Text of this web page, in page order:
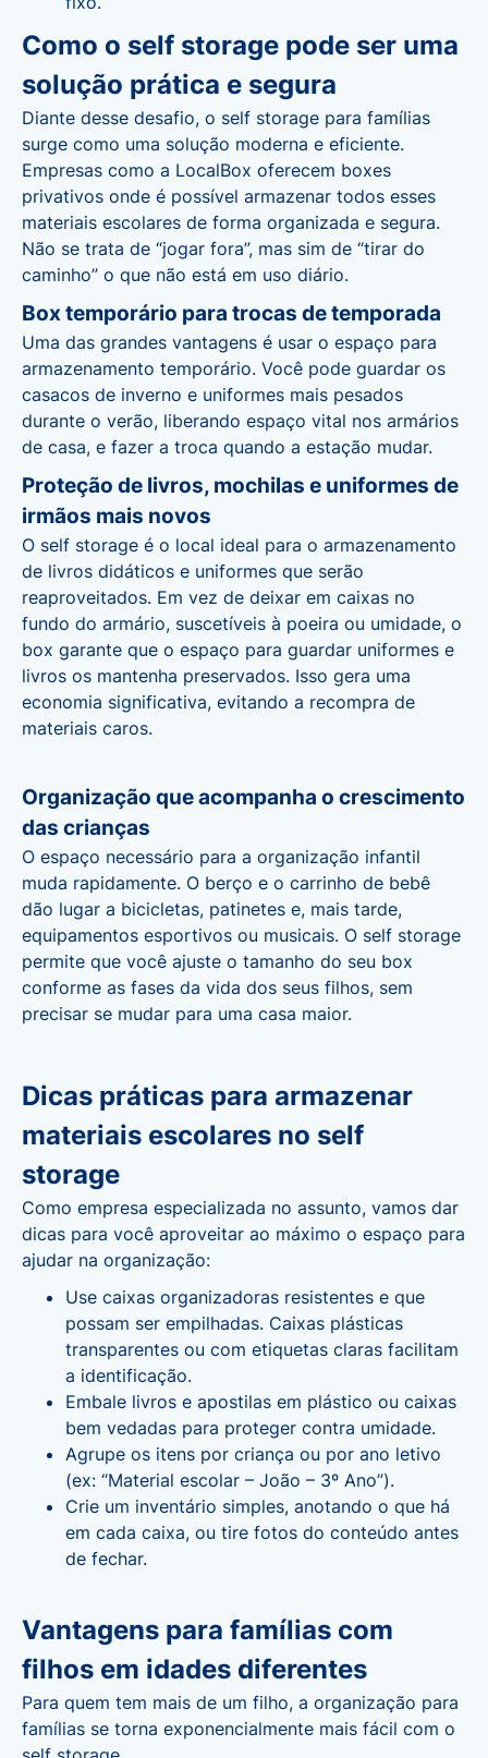
Como o self storage pode ser uma
solução prática e segura
Diante desse desafio, o self storage para famílias
surge como uma solução moderna e eficiente.
Empresas como a LocalBox oferecem boxes
privativos onde é possível armazenar todos esses
materiais escolares de forma organizada e segura.
Não se trata de “jogar fora”, mas sim de “tirar do
caminho” o que não está em uso diário.
Box temporário para trocas de temporada
Uma das grandes vantagens é usar o espaço para
armazenamento temporário. Você pode guardar os
casacos de inverno e uniformes mais pesados
durante o verão, liberando espaço vital nos armários
de casa, e fazer a troca quando a estação mudar.
Proteção de livros, mochilas e uniformes de
irmãos mais novos
O self storage é o local ideal para o armazenamento
de livros didáticos e uniformes que serão
reaproveitados. Em vez de deixar em caixas no
fundo do armário, suscetíveis à poeira ou umidade, o
box garante que o espaço para guardar uniformes e
livros os mantenha preservados. Isso gera uma
economia significativa, evitando a recompra de
materiais caros.
Organização que acompanha o crescimento
das crianças
O espaço necessário para a organização infantil
muda rapidamente. O berço e o carrinho de bebê
dão lugar a bicicletas, patinetes e, mais tarde,
equipamentos esportivos ou musicais. O self storage
permite que você ajuste o tamanho do seu box
conforme as fases da vida dos seus filhos, sem
precisar se mudar para uma casa maior.
Dicas práticas para armazenar
materiais escolares no self
storage
Como empresa especializada no assunto, vamos dar
dicas para você aproveitar ao máximo o espaço para
ajudar na organização:
Use caixas organizadoras resistentes e que
possam ser empilhadas. Caixas plásticas
transparentes ou com etiquetas claras facilitam
a identificação.
Embale livros e apostilas em plástico ou caixas
bem vedadas para proteger contra umidade.
Agrupe os itens por criança ou por ano letivo
(ex: “Material escolar – João – 3º Ano”).
Crie um inventário simples, anotando o que há
em cada caixa, ou tire fotos do conteúdo antes
de fechar.
Vantagens para famílias com
filhos em idades diferentes
Para quem tem mais de um filho, a organização para
famílias se torna exponencialmente mais fácil com o